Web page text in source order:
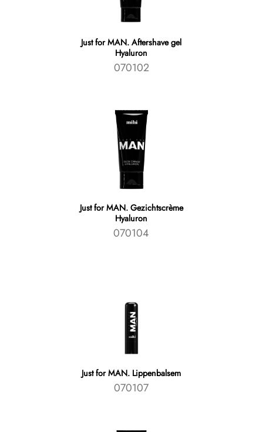
Just for MAN. Aftershave gel
Hyaluron
070102
Just for MAN. Gezichtscrème
Hyaluron
070104
Just for MAN. Lippenbalsem
070107